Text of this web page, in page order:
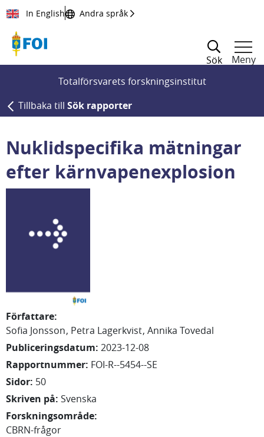
Till innehållet
In English Andra språk
Sök
Meny
Totalförsvarets forskningsinstitut
Tillbaka till Sök rapporter
Nuklidspecifika mätningar
efter kärnvapenexplosion
Författare:
Sofia Jonsson Petra Lagerkvist Annika Tovedal
Publiceringsdatum: 2023-12-08
Rapportnummer: FOI-R--5454--SE
Sidor: 50
Skriven på: Svenska
Forskningsområde:
CBRN-frågor